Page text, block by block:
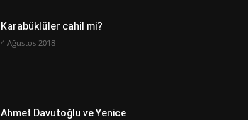
Karabüklüler cahil mi?
4 Ağustos 2018
Ahmet Davutoğlu ve Yenice